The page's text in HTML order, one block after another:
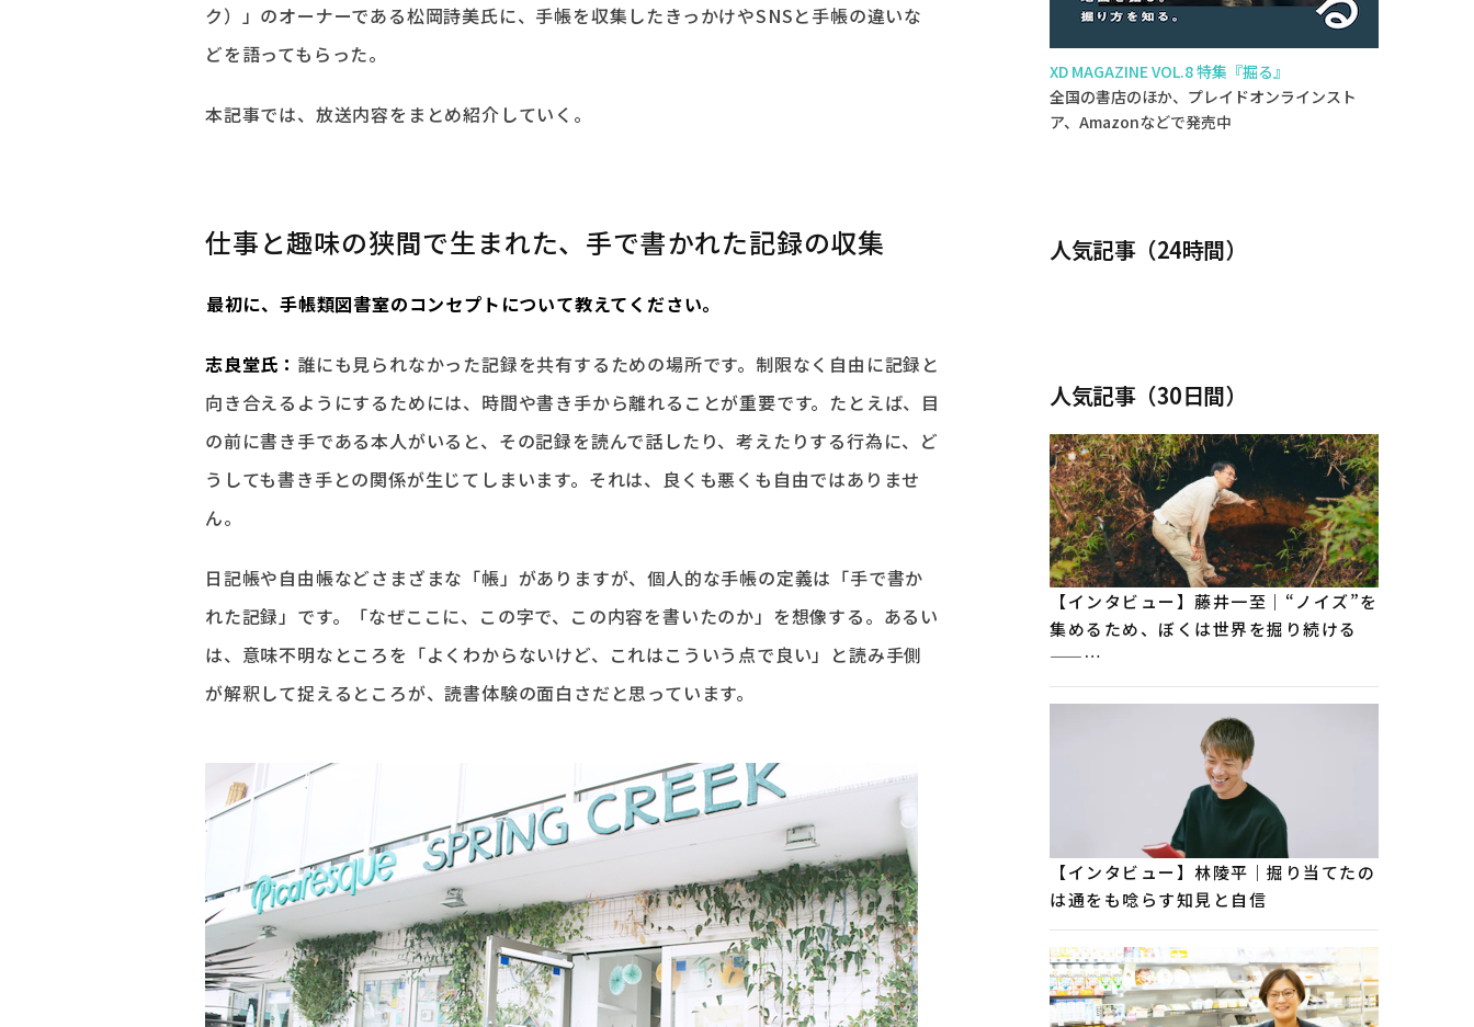
ク）」のオーナーである松岡詩美氏に、手帳を収集したきっかけやSNSと手帳の違いな
どを語ってもらった。
本記事では、放送内容をまとめ紹介していく。
仕事と趣味の狭間で生まれた、手で書かれた記録の収集
――最初に、手帳類図書室のコンセプトについて教えてください。
志良堂氏： 誰にも見られなかった記録を共有するための場所です。制限なく自由に記録と
向き合えるようにするためには、時間や書き手から離れることが重要です。たとえば、目
の前に書き手である本人がいると、その記録を読んで話したり、考えたりする行為に、ど
うしても書き手との関係が生じてしまいます。それは、良くも悪くも自由ではありませ
ん。
日記帳や自由帳などさまざまな「帳」がありますが、個人的な手帳の定義は「手で書か
れた記録」です。「なぜここに、この字で、この内容を書いたのか」を想像する。あるい
は、意味不明なところを「よくわからないけど、これはこういう点で良い」と読み手側
が解釈して捉えるところが、読書体験の面白さだと思っています。
XD MAGAZINE VOL.8 特集『掘る』
全国の書店のほか、プレイドオンラインスト
ア、Amazonなどで発売中
人気記事（24時間）
人気記事（30日間）
【インタビュー】藤井一至｜“ノイズ”を
集めるため、ぼくは世界を掘り続ける
——…
【インタビュー】林陵平｜掘り当てたの
は通をも唸らす知見と自信